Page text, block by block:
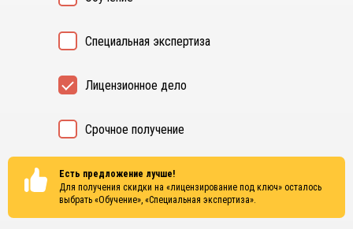
Специальная экспертиза
Лицензионное дело
Срочное получение
Есть предложение лучше!
Для получения скидки на «лицензирование под ключ» осталось
выбрать «Обучение», «Специальная экспертиза».